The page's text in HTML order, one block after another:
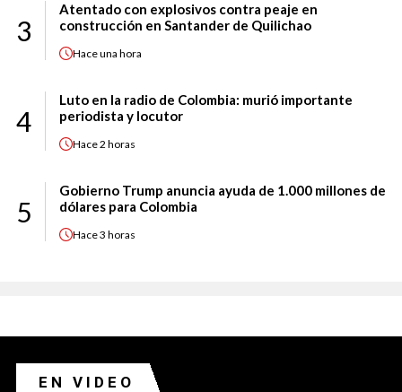
3
Atentado con explosivos contra peaje en
construcción en Santander de Quilichao
Haceuna hora
4
Luto en la radio de Colombia: murió importante
periodista y locutor
Hace2 horas
5
Gobierno Trump anuncia ayuda de 1.000 millones de
dólares para Colombia
Hace3 horas
EN VIDEO